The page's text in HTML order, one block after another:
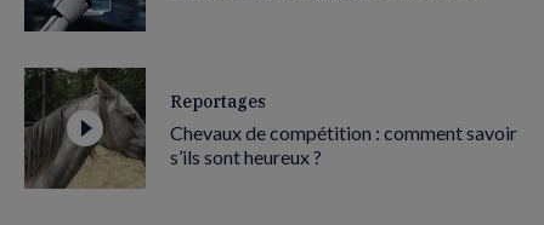
Reportages
Chevaux de compétition : comment savoir
s’ils sont heureux ?